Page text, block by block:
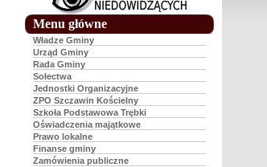
Menu główne
Władze Gminy
Urząd Gminy
Rada Gminy
Sołectwa
Jednostki Organizacyjne
ZPO Szczawin Kościelny
Szkoła Podstawowa Trębki
Oświadczenia majątkowe
Prawo lokalne
Finanse gminy
Zamówienia publiczne